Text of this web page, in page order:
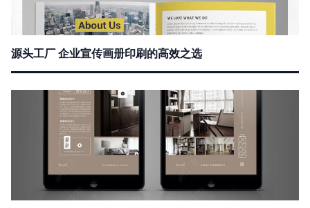
源头工厂 企业宣传画册印刷的高效之选